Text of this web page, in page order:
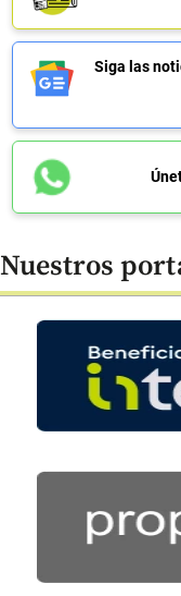
Siga las
Nuestros